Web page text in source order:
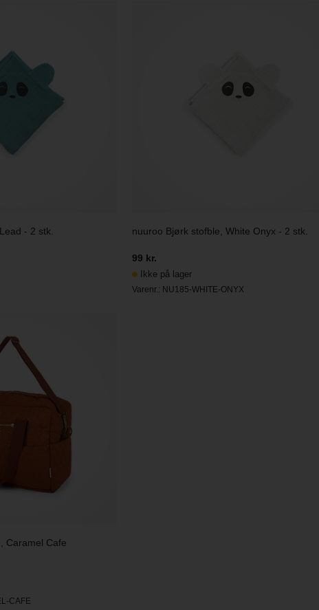
- 2 stk. nuuroo Bjørk stofble, White Onyx - 2 stk.
99 kr.
Ikke på lager
Varenr.: NU185-WHITE-ONYX
Caramel Cafe
CAFE